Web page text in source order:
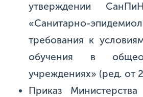
утверждении
«Санитарно-
требования к
обучения в
учреждениях» (ред. от
Приказ